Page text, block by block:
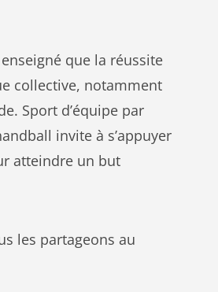
que la réussite
collective, notamment
Sport d’équipe par
invite à s’appuyer
atteindre un but
les partageons au